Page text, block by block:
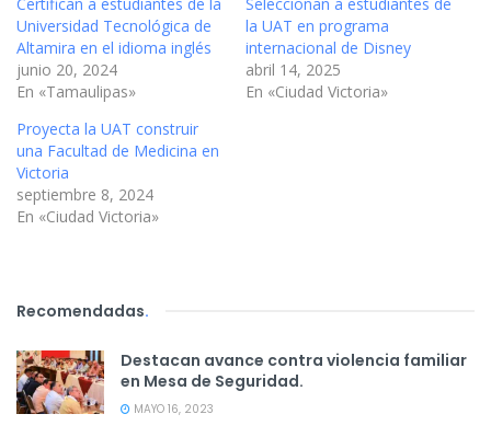
Certifican a estudiantes de la
Universidad Tecnológica de
Altamira en el idioma inglés
junio 20, 2024
En «Tamaulipas»
Seleccionan a estudiantes de
la UAT en programa
internacional de Disney
abril 14, 2025
En «Ciudad Victoria»
Proyecta la UAT construir
una Facultad de Medicina en
Victoria
septiembre 8, 2024
En «Ciudad Victoria»
Recomendadas.
Destacan avance contra violencia familiar
en Mesa de Seguridad.
MAYO 16, 2023